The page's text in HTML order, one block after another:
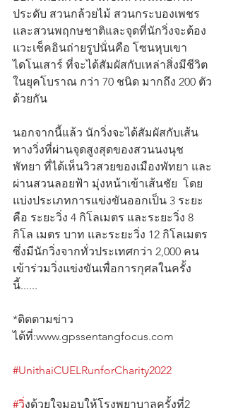
ประดับ สวนกล้วยไม้ สวนกระบองเพชร
และสวนพฤกษชาติและจุดที่นักวิ่งจะต้อง
แวะเช็คอินถ่ายรูปนั่นคือ โซนหุบเขา
ไดโนเสาร์ ที่จะได้สัมผัสกับเหล่าสิ่งมีชีวิต
ในยุคโบราณ กว่า 70 ชนิด มากถึง 200 ตัว
ด้วยกัน
นอกจากนี้แล้ว นักวิ่งจะได้สัมผัสกับเส้น
ทางวิ่งที่ผ่านจุดสูงสุดของสวนนงนุช
พัทยา ที่ได้เห็นวิวสวยของเมืองพัทยา และ
ผ่านสวนลอยฟ้า มุ่งหน้าเข้าเส้นชัย  โดย
แบ่งประเภทการแข่งขันออกเป็น 3 ระยะ
คือ ระยะวิ่ง 4 กิโลเมตร และระยะวิ่ง 8
กิโล เมตร บาท และระยะวิ่ง 12 กิโลเมตร
ซึ่งมีนักวิ่งจากทั่วประเทศกว่า 2,000 คน
เข้าร่วมวิ่งแข่งขันเพื่อการกุศลในครั้ง
นี้......
*ติดตามข่าว
ได้ที่:www.gpssentangfocus.com
#UnithaiCUELRunforCharity2022
#วิ่งด้วยใจมอบให้โรงพยาบาลครั้งที่2